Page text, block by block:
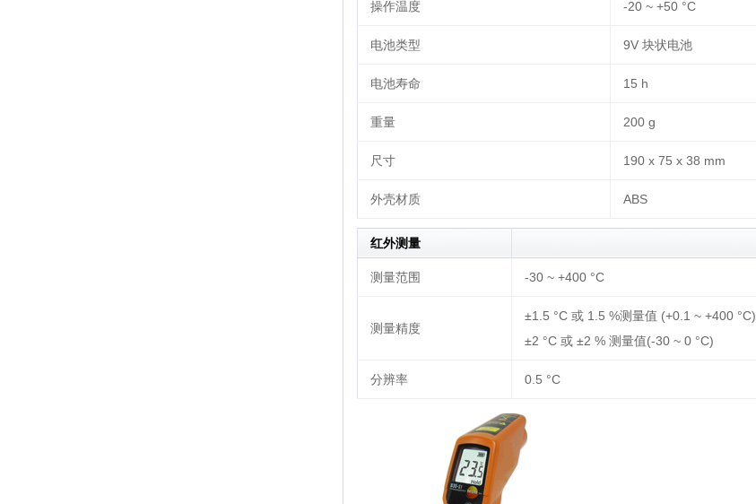
操作温度 -20 ~ +50 °C
电池类型 9V 块状电池
电池寿命 15 h
重量 200 g
尺寸 190 x 75 x 38 mm
外壳材质 ABS
红外测量
测量范围 -30 ~ +400 °C
测量精度
±1.5 °C 或 1.5 %测量值 (+0.1 ~ +400 °C)
±2 °C 或 ±2 % 测量值(-30 ~ 0 °C)
分辨率 0.5 °C